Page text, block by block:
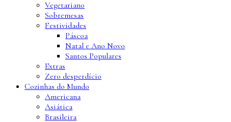
Vegetariano
Sobremesas
Festividades
Páscoa
Natal e Ano Novo
Santos Populares
Extras
Zero desperdício
Cozinhas do Mundo
Americana
Asiática
Brasileira